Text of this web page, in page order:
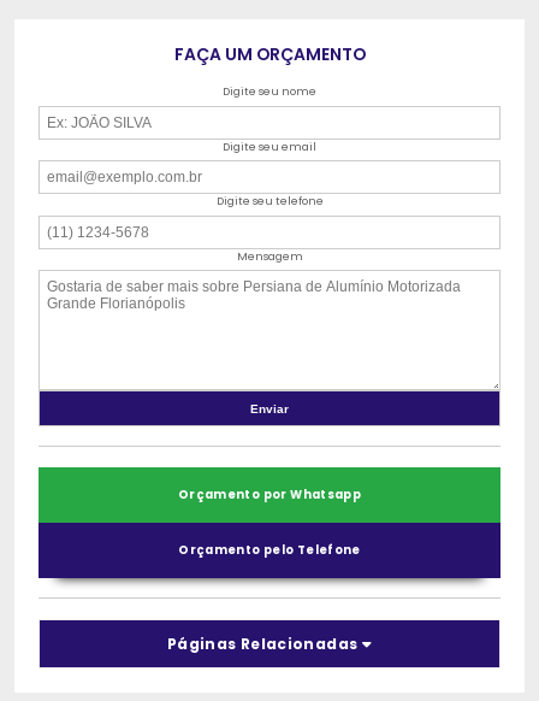
FAÇA UM ORÇAMENTO
Digite seu nome
Digite seu email
Digite seu telefone
Mensagem
Orçamento por Whatsapp
Orçamento pelo Telefone
Páginas Relacionadas